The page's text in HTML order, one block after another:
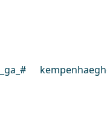
_ga_#